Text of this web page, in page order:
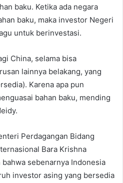
baku. Ketika ada negara
baku, maka investor Negeri
untuk berinvestasi.
China, selama bisa
lainnya belakang, yang
Karena apa pun
bahan baku, mending
Perdagangan Bidang
Bara Krishna
sebenarnya Indonesia
investor asing yang bersedia